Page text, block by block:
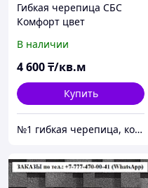
Гибкая черепица СБС
Комфорт цвет
Гарантия 30 лет
В наличии
4 600₸/кв.м
Купить
№1 гибкая черепица, композитная черепица из Европы, по лучшим ценам в Алматы